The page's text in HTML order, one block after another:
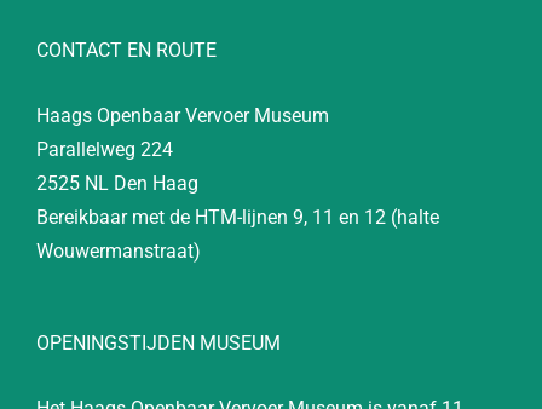
CONTACT EN ROUTE
Haags Openbaar Vervoer Museum
Parallelweg 224
2525 NL Den Haag
Bereikbaar met de HTM-lijnen 9, 11 en 12 (halte
Wouwermanstraat)
OPENINGSTIJDEN MUSEUM